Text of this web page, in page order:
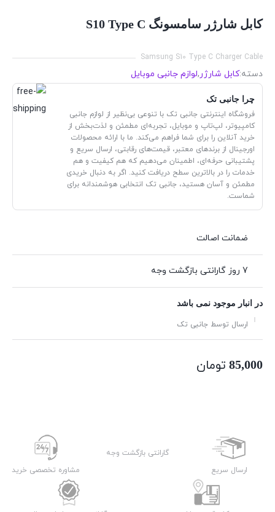
کابل شارژر سامسونگ S10 Type C
Samsung S10 Type C Charger Cable
دسته:کابل شارژر,لوازم جانبی موبایل
چرا جانبی تک
فروشگاه اینترنتی جانبی تک با تنوعی بی‌نظیر از لوازم جانبی
کامپیوتر، لپ‌تاپ و موبایل، تجربه‌ای مطمئن و لذت‌بخش از
خرید آنلاین را برای شما فراهم می‌کند. ما با ارائه محصولات
اورجینال از برندهای معتبر، قیمت‌های رقابتی، ارسال سریع و
پشتیبانی حرفه‌ای، اطمینان می‌دهیم که هم کیفیت و هم
خدمات را در بالاترین سطح دریافت کنید. اگر به دنبال خریدی
مطمئن و آسان هستید، جانبی تک انتخابی هوشمندانه برای
شماست.
ضمانت اصالت
7 روز گارانتی بازگشت وجه
در انبار موجود نمی باشد
ارسال توسط جانبی تک
85,000 تومان
ارسال سریع
گارانتی بازگشت وجه
مشاوره تخصصی خرید